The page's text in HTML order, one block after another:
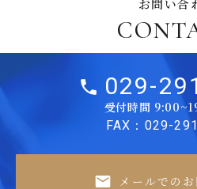
お問い合
029-
受付時間
FAX：029-
メールでの